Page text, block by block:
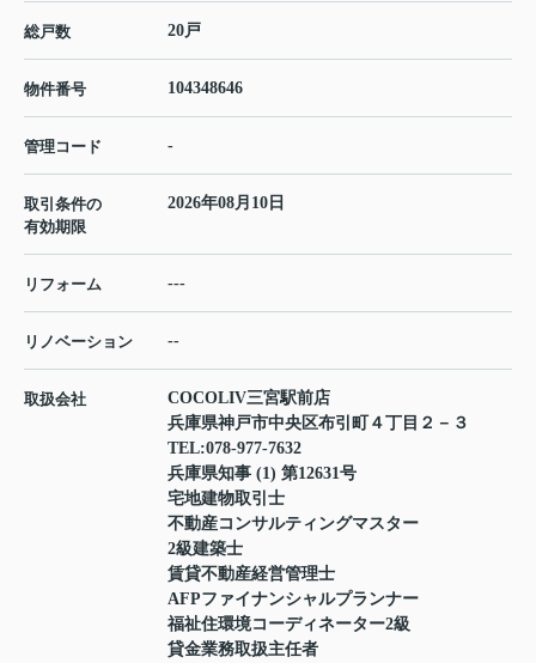
総戸数 20戸
物件番号 104348646
管理コード -
取引条件の
有効期限
2026年08月10日
リフォーム ---
リノベーション --
取扱会社
COCOLIV三宮駅前店
兵庫県神戸市中央区布引町４丁目２－３
TEL:078-977-7632
兵庫県知事 (1) 第12631号
宅地建物取引士
不動産コンサルティングマスター
2級建築士
賃貸不動産経営管理士
AFPファイナンシャルプランナー
福祉住環境コーディネーター2級
貸金業務取扱主任者